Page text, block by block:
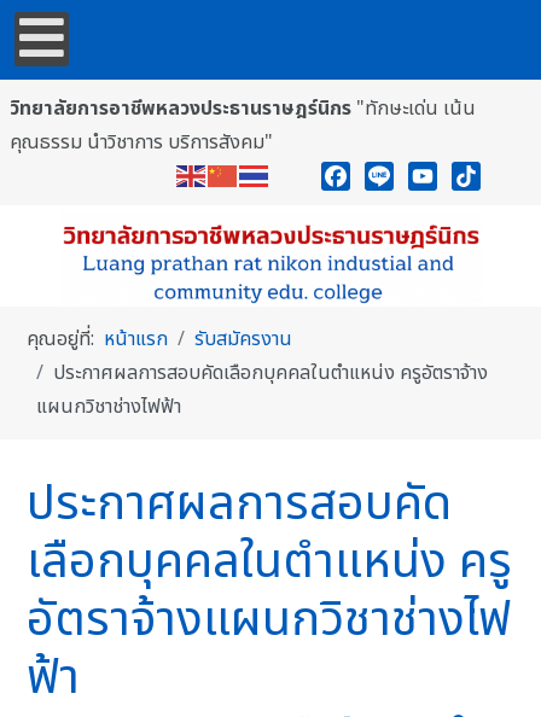
วิทยาลัยการอาชีพหลวงประธานราษฎร์นิกร "ทักษะเด่น เน้น
คุณธรรม นำวิชาการ บริการสังคม"
คุณอยู่ที่: หน้าแรก
รับสมัครงาน
ประกาศผลการสอบคัดเลือกบุคคลในตำแหน่ง ครูอัตราจ้าง
แผนกวิชาช่างไฟฟ้า
ประกาศผลการสอบคัด
เลือกบุคคลในตำแหน่ง ครู
อัตราจ้างแผนกวิชาช่างไฟ
ฟ้า